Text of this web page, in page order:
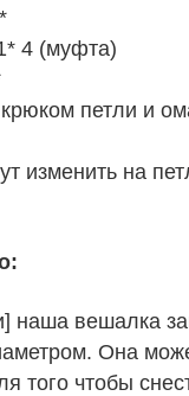
4 (муфта)
петли и
изменить на
наша вешалка
Она
того чтобы